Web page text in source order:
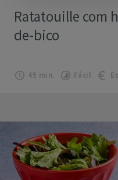
Ratatouille com
de-bico
45 min. Fácil